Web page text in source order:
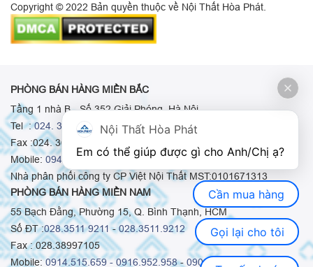
Copyright © 2022 Bản quyền thuộc về Nội Thất Hòa Phát.
PHÒNG BÁN HÀNG MIỀN BẮC
Tầng 1 nhà B - Số 352 Giải Phóng, Hà Nội
Tel :024. 3665 8498-024. 3665 8966-024. 3665 8993
Fax :024. 3664.9379
Mobile: 0948.511.555- 0973.375.668- 0942.155.688
Nhà phân phối công ty CP Việt Nội Thất MST:0101671313
PHÒNG BÁN HÀNG MIỀN NAM
55 Bạch Đằng, Phường 15, Q. Bình Thạnh, HCM
Số ĐT :028.3511 9211-028.3511.9212
Fax : 028.38997105
Mobile:0914.515.659 -0916.952.958-0903.331.921
Nội Thất Hòa Phát
Cần mua hàng
Gọi lại cho tôi